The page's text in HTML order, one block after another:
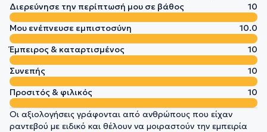
Διερεύνησε την περίπτωσή μου σε βάθος
10
Μου ενέπνευσε εμπιστοσύνη
10.0
Έμπειρος & καταρτισμένος
10
Συνεπής
10
Προσιτός & φιλικός
10
Οι αξιολογήσεις γράφονται από ανθρώπους που είχαν
ραντεβού με ειδικό και θέλουν να μοιραστούν την εμπειρία